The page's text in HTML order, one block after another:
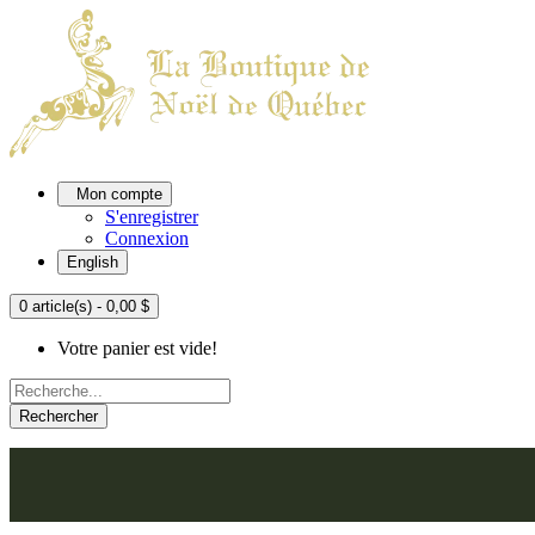
Mon compte
S'enregistrer
Connexion
English
0 article(s) - 0,00 $
Votre panier est vide!
Rechercher